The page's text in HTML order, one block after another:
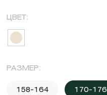
ЦВЕТ:
РАЗМЕР:
158-164 170-176